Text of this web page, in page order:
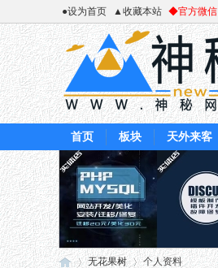
●设为首页 ▲收藏本站 ◆官方微信
首页 板块 天外来客
无花果树 个人资料